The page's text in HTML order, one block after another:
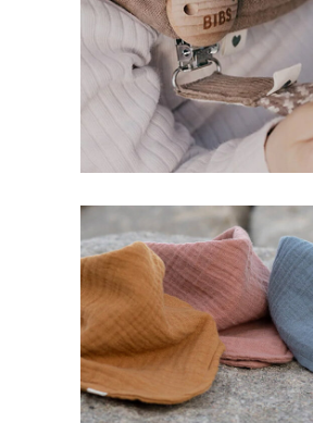
Κλιπ Πιπίλας
Lifestyle New
Μπαντάνες Bibs
Lifestyle